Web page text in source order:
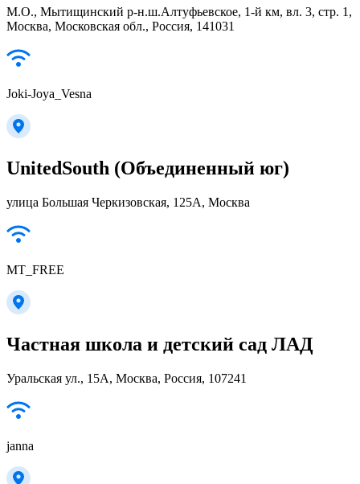
М.О., Мытищинский р-н.ш.Алтуфьевское, 1-й км, вл. 3, стр. 1,
Москва, Московская обл., Россия, 141031
Joki-Joya_Vesna
UnitedSouth (Объединенный юг)
улица Большая Черкизовская, 125А, Москва
MT_FREE
Частная школа и детский сад ЛАД
Уральская ул., 15А, Москва, Россия, 107241
janna